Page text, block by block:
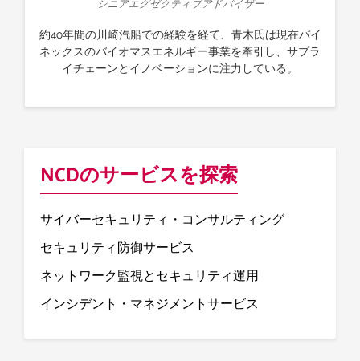
シニアエグゼクティブアドバイザー
約40年間の川崎汽船での経験を経て、青木氏は現在バイ
ネックスのバイオマスエネルギー事業を牽引し、サプラ
イチェーンとイノベーションに注力している。
NCDのサービスを探索
サイバーセキュリティ・コンサルティング
セキュリティ防御サービス
ネットワーク監視とセキュリティ運用
インシデント・マネジメントサービス